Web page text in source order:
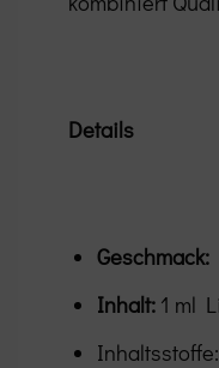
Details
Geschmack:
Inhalt: 1 ml